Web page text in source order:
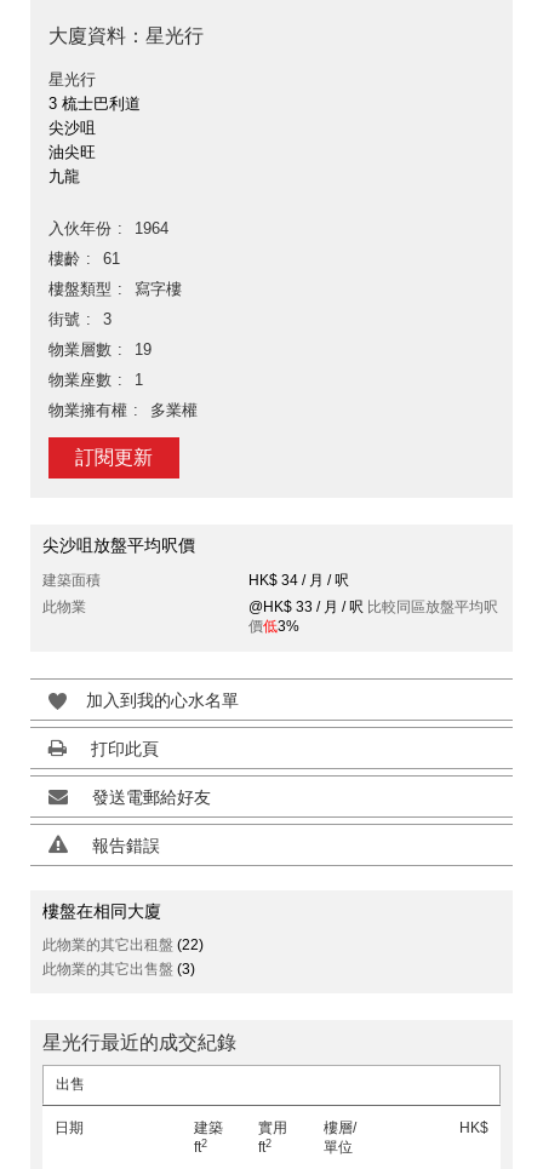
大廈資料：星光行
星光行
3 梳士巴利道
尖沙咀
油尖旺
九龍
入伙年份
1964
樓齡
61
樓盤類型
寫字樓
街號
3
物業層數
19
物業座數
1
物業擁有權
多業權
訂閱更新
尖沙咀放盤平均呎價
建築面積
HK$ 34 / 月 / 呎
此物業
@HK$ 33 / 月 / 呎 比較同區放盤平均呎
價低3%
加入到我的心水名單
打印此頁
發送電郵給好友
報告錯誤
樓盤在相同大廈
此物業的其它出租盤 (22)
此物業的其它出售盤 (3)
星光行最近的成交紀錄
出售
日期
建築
ft2
實用
ft2
樓層/
單位
HK$